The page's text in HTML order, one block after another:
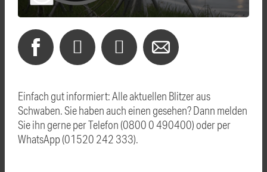
Einfach gut informiert: Alle aktuellen Blitzer aus
Schwaben. Sie haben auch einen gesehen? Dann melden
Sie ihn gerne per Telefon (0800 0 490400) oder per
WhatsApp (01520 242 333).